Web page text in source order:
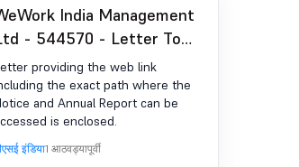
India Management
- 544570 - Letter To
Whose E-Mail
Is Not Registered
The
Registrar And
Transfer
providing the web link
the exact path where the
and Annual Report can be
is enclosed.
इंडिया1 आठवड्यापूर्वी